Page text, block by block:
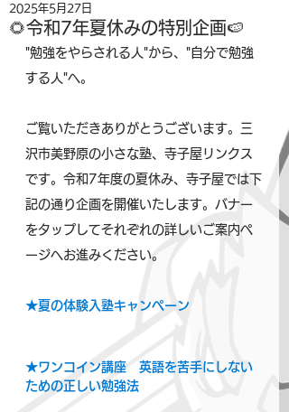
🌻令和7年夏休みの特別企画🍉
2025年5月27日
"勉強をやらされる人"から、"自分で勉強
する人"へ。
ご覧いただきありがとうございます。三
沢市美野原の小さな塾、寺子屋リンクス
です。令和7年度の夏休み、寺子屋では下
記の通り企画を開催いたします。バナー
をタップしてそれぞれの詳しいご案内ペ
ージへお進みください。
★夏の体験入塾キャンペーン
★ワンコイン講座　英語を苦手にしない
ための正しい勉強法